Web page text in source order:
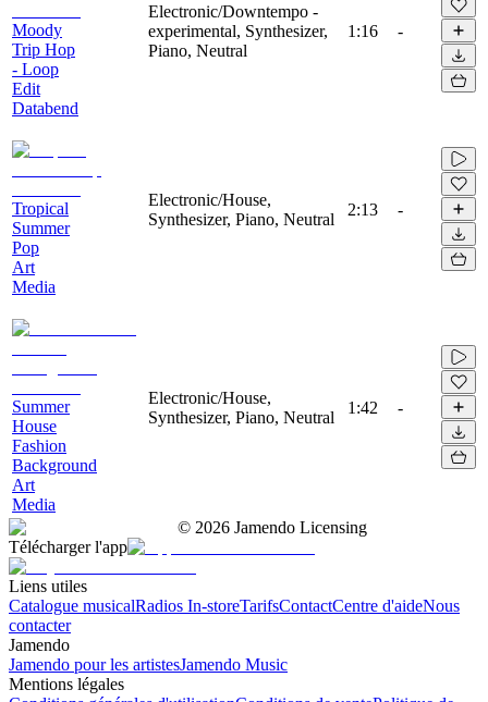
Moody
Trip Hop
- Loop
Edit
Databend
Electronic/Downtempo -
experimental, Synthesizer,
Piano, Neutral
1:16 -
Tropical
Summer
Pop
Art
Media
Electronic/House,
Synthesizer, Piano, Neutral
2:13 -
Summer
House
Fashion
Background
Art
Media
Electronic/House,
Synthesizer, Piano, Neutral
1:42 -
© 2026 Jamendo Licensing
Télécharger l'app
Liens utiles
Catalogue musicalRadios In-storeTarifsContactCentre d'aideNous
contacter
Jamendo
Jamendo pour les artistesJamendo Music
Mentions légales